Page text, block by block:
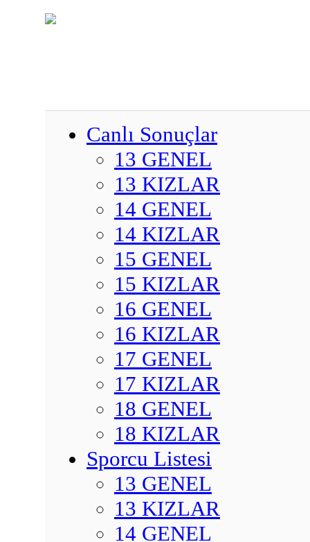
Canlı Sonuçlar
13 GENEL
13 KIZLAR
14 GENEL
14 KIZLAR
15 GENEL
15 KIZLAR
16 GENEL
16 KIZLAR
17 GENEL
17 KIZLAR
18 GENEL
18 KIZLAR
Sporcu Listesi
13 GENEL
13 KIZLAR
14 GENEL